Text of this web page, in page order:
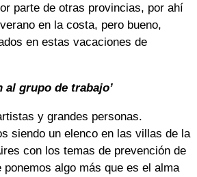
parte de otras provincias, por ahí
en la costa, pero bueno,
en estas vacaciones de
al grupo de trabajo’
y grandes personas.
siendo un elenco en las villas de la
con los temas de prevención de
algo más que es el alma